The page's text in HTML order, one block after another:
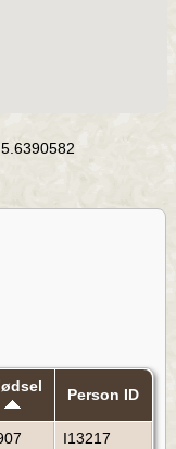
5.6390582
Person ID
I13217